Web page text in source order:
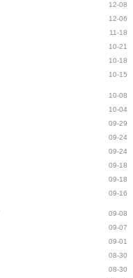
12-08
12-06
11-18
10-21
10-18
10-15
10-08
10-04
09-29
09-24
09-24
09-18
09-18
09-16
09-08
09-07
09-01
08-30
08-30